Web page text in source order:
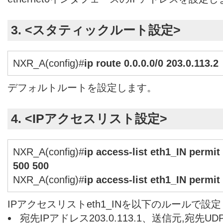
3. <スタティックルート設定>
NXR_A(config)#ip route 0.0.0.0/0 203.0.113.2
デフォルトルートを設定します。
4. <IPアクセスリスト設定>
NXR_A(config)#ip access-list eth1_IN permit
500 500
NXR_A(config)#ip access-list eth1_IN permit
IPアクセスリストeth1_INを以下のルールで設
宛先IPアドレス203.0.113.1、送信元,宛先